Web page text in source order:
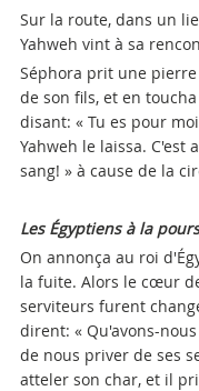
Sur la route, dans un
Yahweh vint à sa
Séphora prit une
de son fils, et en
disant: « Tu es pour
Yahweh le laissa. C'est
sang! » à cause de la
Les Égyptiens à la
On annonça au roi
la fuite. Alors le cœur
serviteurs furent
dirent: « Qu'avons-
de nous priver de ses
atteler son char, et il